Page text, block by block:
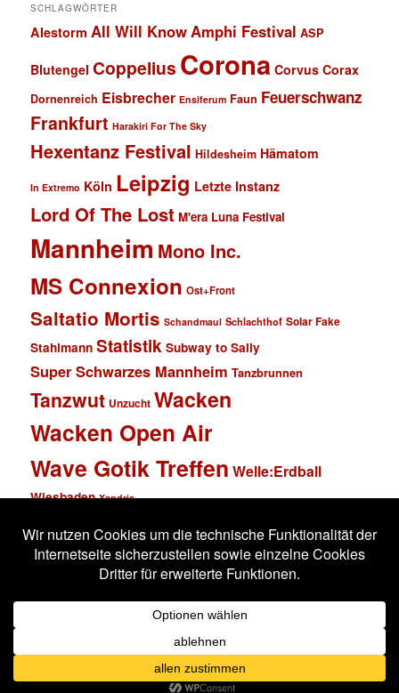
SCHLAGWÖRTER
Alestorm All Will Know Amphi Festival ASP
Blutengel Coppelius Corona Corvus Corax
Dornenreich Eisbrecher Ensiferum Faun Feuerschwanz
Frankfurt Harakiri For The Sky
Hexentanz Festival Hildesheim Hämatom
In Extremo Köln Leipzig Letzte Instanz
Lord Of The Lost M'era Luna Festival
Mannheim Mono Inc.
MS Connexion Ost+Front
Saltatio Mortis Schandmaul Schlachthof Solar Fake
Stahlmann Statistik Subway to Sally
Super Schwarzes Mannheim Tanzbrunnen
Tanzwut Unzucht Wacken
Wacken Open Air
Wave Gotik Treffen Welle:Erdball
Wiesbaden Xandria
Impressum
Stolz präsentiert von WordPress